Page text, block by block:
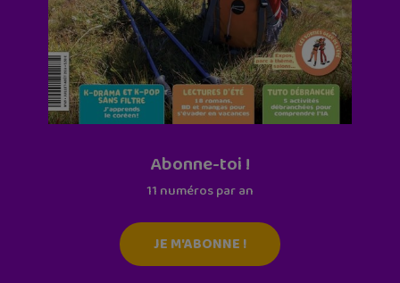
Abonne-toi !
11 numéros par an
JE M'ABONNE !